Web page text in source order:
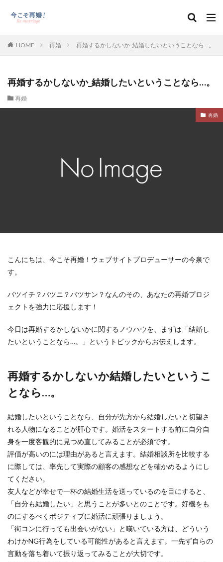
HOME 再婚 再婚するかしないか_結婚したいということなら…。
再婚するかしないか_結婚したいということなら…。
再婚
再婚
こんにちは、今こそ再婚！ウェブサイトプロデューサーの今泉で
す。
バツイチ？バツニ？バツサン？なんのその、あなたの再婚プロジ
ェクトを強力に応援します！
今日は再婚するかしないかに関するノウハウを、まずは「結婚し
たいということなら…。」というトピックからお伝えします。
再婚するかしないか結婚したいというこ
となら…。
結婚したいということなら、自分が先方から結婚したいと切望さ
れる人物になることが肝心です。婚活をスタートする前に自分自
身を一度客観的に見つめ直してみることが必須です。
評価が高いのには理由があると言えます。結婚相談所を比較する
に際しては、率先して実際の顧客の感想などを確かめるようにし
てください。
友人などが幸せで一杯の結婚生活を送っているのを目にすると、
「自分も結婚したい」と思うことが多いとのことです。好機をも
のにするべくポジティブに婚活に頑張りましょう。
「街コンに行っても出会いがない」と嘆いている方は、どういう
わけかNG行為をしている可能性があると言えます。一先ず自らの
言動を落ち着いて振り返ってみることが大切です。